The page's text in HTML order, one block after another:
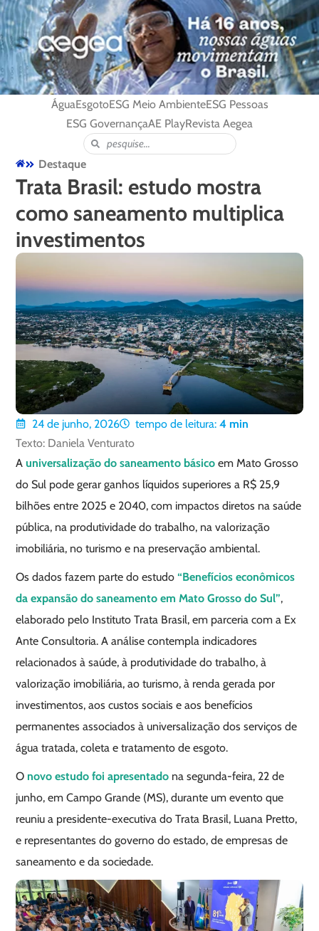
ÁguaEsgotoESG Meio AmbienteESG Pessoas
ESG GovernançaAE PlayRevista Aegea
Destaque
Trata Brasil: estudo mostra
como saneamento multiplica
investimentos
24 de junho, 2026 tempo de leitura: 4 min
Texto: Daniela Venturato
Auniversalização do saneamento básico em Mato Grosso
do Sul pode gerar ganhos líquidos superiores a R$ 25,9
bilhões entre 2025 e 2040, com impactos diretos na saúde
pública, na produtividade do trabalho, na valorização
imobiliária, no turismo e na preservação ambiental.
Os dados fazem parte do estudo“Benefícios econômicos
da expansão do saneamento em Mato Grosso do Sul”,
elaborado pelo Instituto Trata Brasil, em parceria com a Ex
Ante Consultoria. A análise contempla indicadores
relacionados à saúde, à produtividade do trabalho, à
valorização imobiliária, ao turismo, à renda gerada por
investimentos, aos custos sociais e aos benefícios
permanentes associados à universalização dos serviços de
água tratada, coleta e tratamento de esgoto.
O novo estudo foi apresentado na segunda-feira, 22 de
junho, em Campo Grande (MS), durante um evento que
reuniu a presidente-executiva do Trata Brasil, Luana Pretto,
e representantes do governo do estado, de empresas de
saneamento e da sociedade.